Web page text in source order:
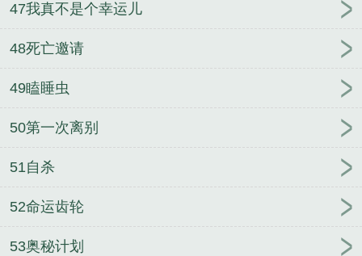
47我真不是个幸运儿
48死亡邀请
49瞌睡虫
50第一次离别
51自杀
52命运齿轮
53奥秘计划